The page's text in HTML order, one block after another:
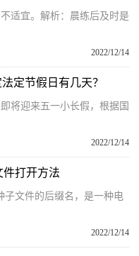
适宜。解析：晨练后及时是
2022/12/14
定节假日有几天？
将迎来五一小长假，根据国
2022/12/14
件打开方法
子文件的后缀名，是一种电
2022/12/14